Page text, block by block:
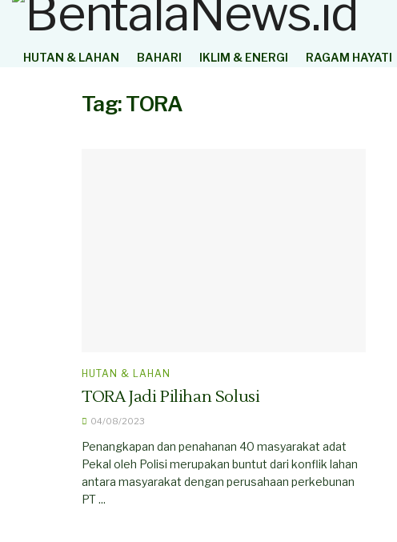
HUTAN & LAHAN BAHARI IKLIM & ENERGI RAGAM HAYATI
Tag:TORA
HUTAN & LAHAN
TORA Jadi Pilihan Solusi
04/08/2023
Penangkapan dan penahanan 40 masyarakat adat
Pekal oleh Polisi merupakan buntut dari konflik lahan
antara masyarakat dengan perusahaan perkebunan
PT ...